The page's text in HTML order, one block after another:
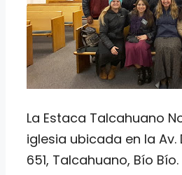
La Estaca Talcahuano
iglesia ubicada en la
651, Talcahuano, Bío